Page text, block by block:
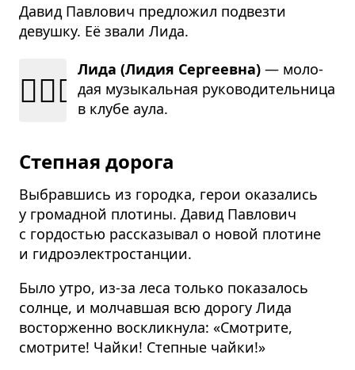
Давид Павлович предложил подвезти
девушку. Её звали Лида.
👱🏼‍♀️ Лида (Лидия Сергеевна) — моло­
дая музы­каль­ная руко­во­ди­тель­ница
в клубе аула.
Степная дорога
Выбравшись из городка, герои оказались
у громадной плотины. Давид Павлович
с гордостью рассказывал о новой плотине
и гидроэлектростанции.
Было утро, из-за леса только показалось
солнце, и молчавшая всю дорогу Лида
восторженно воскликнула: «Смотрите,
смотрите! Чайки! Степные чайки!»